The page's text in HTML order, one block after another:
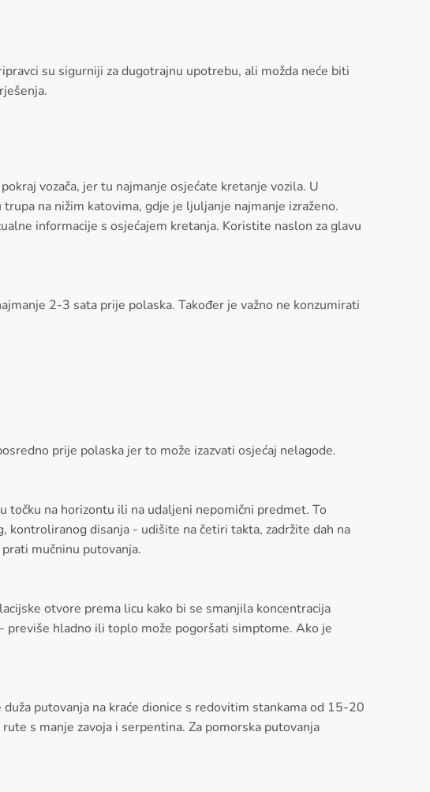
su sigurniji za dugotrajnu upotrebu, ali možda neće biti
vozača, jer tu najmanje osjećate kretanje vozila. U
na nižim katovima, gdje je ljuljanje najmanje izraženo.
informacije s osjećajem kretanja. Koristite naslon za glavu
2-3 sata prije polaska. Također je važno ne konzumirati
prije polaska jer to može izazvati osjećaj nelagode.
na horizontu ili na udaljeni nepomični predmet. To
kontroliranog disanja - udišite na četiri takta, zadržite dah na
mučninu putovanja.
otvore prema licu kako bi se smanjila koncentracija
previše hladno ili toplo može pogoršati simptome. Ako je
putovanja na kraće dionice s redovitim stankama od 15-20
s manje zavoja i serpentina. Za pomorska putovanja